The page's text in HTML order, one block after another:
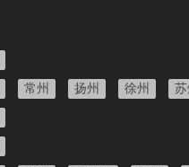
常州 扬州 徐州 苏